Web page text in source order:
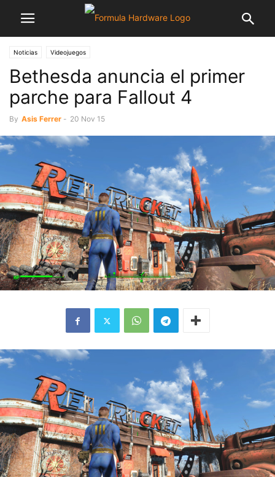
Noticias Videojuegos
Bethesda anuncia el primer
parche para Fallout 4
By Asis Ferrer - 20 Nov 15